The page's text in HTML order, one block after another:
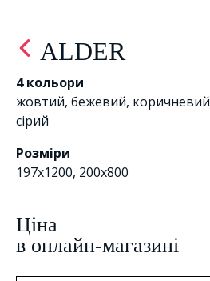
ALDER
4 кольори
жовтий, бежевий, коричневий
сірий
Розміри
197x1200, 200x800
Цiна
в онлайн-магазині